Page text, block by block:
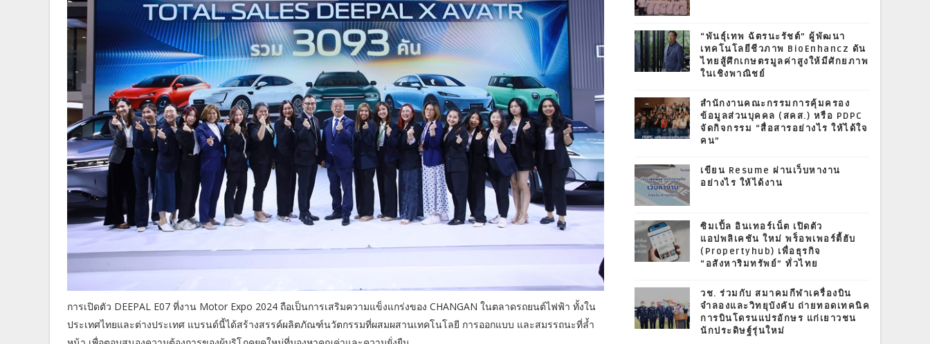
การเปิดตัว DEEPAL E07 ที่งาน Motor Expo 2024 ถือเป็นการเสริมความแข็งแกร่งของ CHANGAN ในตลาดรถยนต์ไฟฟ้า ทั้งใน
ประเทศไทยและต่างประเทศ แบรนด์นี้ได้สร้างสรรค์ผลิตภัณฑ์นวัตกรรมที่ผสมผสานเทคโนโลยี การออกแบบ และสมรรถนะที่ล้ำ
“พันธุ์เทพ ฉัตรนะรัชต์” ผู้พัฒนา
เทคโนโลยีชีวภาพ BioEnhancz ดัน
ไทยสู้ศึกเกษตรมูลค่าสูงให้มีศักยภาพ
ในเชิงพาณิชย์
สำนักงานคณะกรรมการคุ้มครอง
ข้อมูลส่วนบุคคล (สคส.) หรือ PDPC
จัดกิจกรรม “สื่อสารอย่างไร ให้ได้ใจ
คน”
เขียน Resume ผ่านเว็บหางาน
อย่างไร ให้ได้งาน
ซิมเปิ้ล อินเทอร์เน็ต เปิดตัว
แอปพลิเคชัน ใหม่ พร็อพเพอร์ตี้ฮับ
(Propertyhub) เพื่อธุรกิจ
“อสังหาริมทรัพย์” ทั่วไทย
วช. ร่วมกับ สมาคมกีฬาเครื่องบิน
จำลองและวิทยุบังคับ ถ่ายทอดเทคนิค
การบินโดรนแปรอักษร แก่เยาวชน
นักประดิษฐ์รุ่นใหม่